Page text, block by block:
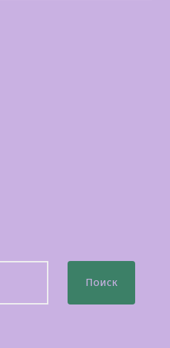
Поиск